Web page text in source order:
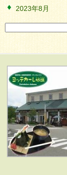
2023年8月
索: